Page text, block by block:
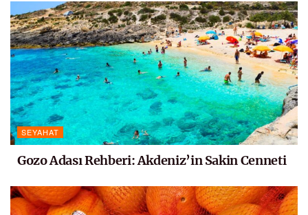
SEYAHAT
Gozo Adası Rehberi: Akdeniz’in Sakin Cenneti